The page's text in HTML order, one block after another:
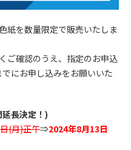
紙を数量限定で販売いたしま
ご確認のうえ、指定のお申込
にお申し込みをお願いいた
長決定！)
(月)正午⇒2024年8月13日